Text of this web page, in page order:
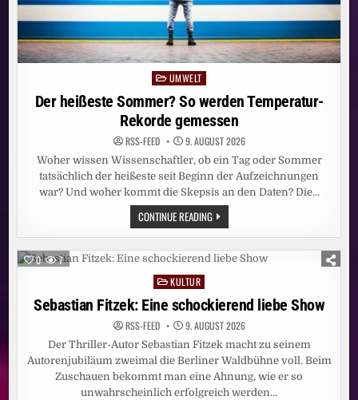
PostedUMWELT
Der heißeste Sommer? So werden Temperatur-
Rekorde gemessen
RSS-FEED 9. AUGUST 2026
Woher wissen Wissenschaftler, ob ein Tag oder Sommer
tatsächlich der heißeste seit Beginn der Aufzeichnungen
war? Und woher kommt die Skepsis an den Daten? Die…
CONTINUE READINGDER
HEISSESTE S
OMMER? S
ERDEN T
EMPERATUR-R
0 7
Posted
in
KULTUR
Sebastian Fitzek: Eine schockierend liebe Show
RSS-FEED 9. AUGUST 2026
Der Thriller-Autor Sebastian Fitzek macht zu seinem
Autorenjubiläum zweimal die Berliner Waldbühne voll. Beim
Zuschauen bekommt man eine Ahnung, wie er so
unwahrscheinlich erfolgreich werden…